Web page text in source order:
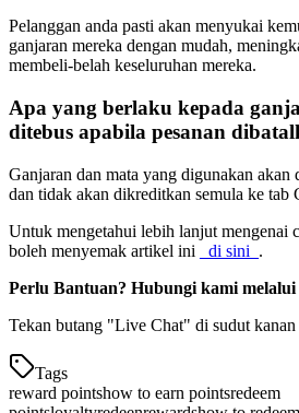
Pelanggan anda pasti akan menyukai
ganjaran mereka dengan mudah,
membeli-belah keseluruhan mereka.
Apa yang berlaku kepada
ditebus apabila pesanan
Ganjaran dan mata yang digunakan akan
dan tidak akan dikreditkan semula ke tab
Untuk mengetahui lebih lanjut mengenai
boleh menyemak artikel ini
_di sini_ .
Perlu Bantuan? Hubungi kami
Tekan butang "Live Chat" di sudut kanan
Tags
reward pointshow to earn pointsredeem